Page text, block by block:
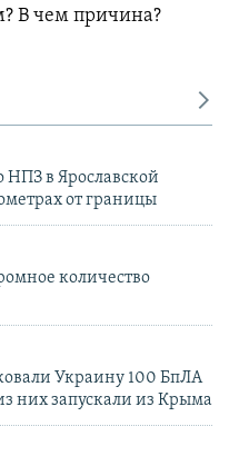
В чем причина?
НПЗ в Ярославской
от границы
количество
Украину 100 БпЛА
них запускали из Крыма